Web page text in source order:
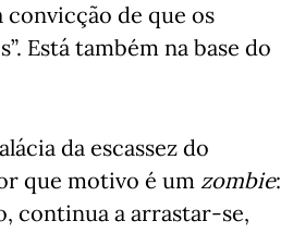
convicção de que os
Está também na base do
da escassez do
que motivo é um zombie:
continua a arrastar-se,